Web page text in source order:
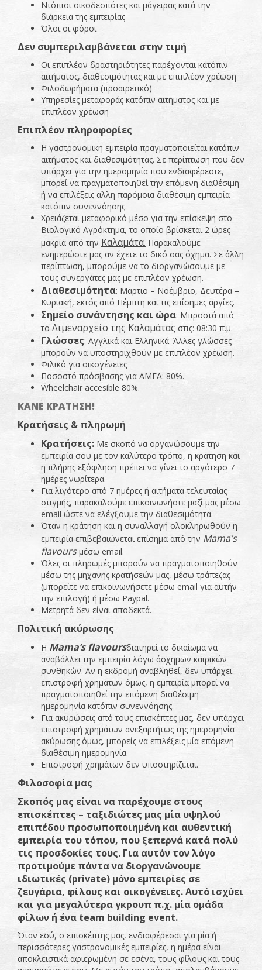
Ντόπιοι οικοδεσπότες και μάγειρας κατά την
διάρκεια της εμπειρίας
Όλοι οι φόροι
Δεν συμπεριλαμβάνεται στην τιμή
Οι επιπλέον δραστηριότητες παρέχονται κατόπιν
αιτήματος, διαθεσιμότητας και με επιπλέον χρέωση
Φιλοδωρήματα (προαιρετικό)
Υπηρεσίες μεταφοράς κατόπιν αιτήματος και με
επιπλέον χρέωση
Επιπλέον πληροφορίες
Η γαστρονομική εμπειρία πραγματοποιείται κατόπιν
αιτήματος και διαθεσιμότητας. Σε περίπτωση που δεν
υπάρχει για την ημερομηνία που ενδιαφέρεστε,
μπορεί να πραγματοποιηθεί την επόμενη διαθέσιμη
ή να επιλέξεις άλλη παρόμοια διαθέσιμη εμπειρία
κατόπιν συνεννόησης.
Χρειάζεται μεταφορικό μέσο για την επίσκεψη στο
Βιολογικό Αγρόκτημα, το οποίο βρίσκεται 2 ώρες
μακριά από την Καλαμάτα. Παρακαλούμε
ενημερώστε μας αν έχετε το δικό σας όχημα. Σε άλλη
περίπτωση, μπορούμε να το διοργανώσουμε με
τους συνεργάτες μας με επιπλέον χρέωση.
Διαθεσιμότητα: Μάρτιο – Νοέμβριο, Δευτέρα –
Κυριακή, εκτός από Πέμπτη και τις επίσημες αργίες.
Σημείο συνάντησης και ώρα: Μπροστά από
το Λιμεναρχείο της Καλαμάτας στις: 08:30 π.μ.
Γλώσσες: Αγγλικά και Ελληνικά. Άλλες γλώσσες
μπορούν να υποστηριχθούν με επιπλέον χρέωση.
Φιλικό για οικογένειες
Ποσοστό πρόσβασης για ΑΜΕΑ: 80%.
Wheelchair accesible 80%.
ΚΑΝΕ ΚΡΑΤΗΣΗ!
Κρατήσεις & πληρωμή
Κρατήσεις: Με σκοπό να οργανώσουμε την
εμπειρία σου με τον καλύτερο τρόπο, η κράτηση και
η πλήρης εξόφληση πρέπει να γίνει το αργότερο 7
ημέρες νωρίτερα.
Για λιγότερο από 7 ημέρες ή αιτήματα τελευταίας
στιγμής, παρακαλούμε επικοινωνήστε μαζί μας μέσω
email ώστε να ελέγξουμε την διαθεσιμότητα.
Όταν η κράτηση και η συναλλαγή ολοκληρωθούν η
εμπειρία επιβεβαιώνεται επίσημα από την Mama’s
flavoursμέσω email.
Όλες οι πληρωμές μπορούν να πραγματοποιηθούν
μέσω της μηχανής κρατήσεών μας, μέσω τράπεζας
(μπορείτε να επικοινωνήσετε μέσω email για αυτήν
την επιλογή) ή μέσω Paypal.
Μετρητά δεν είναι αποδεκτά.
Πολιτική ακύρωσης
Η Mama’s flavoursδιατηρεί το δικαίωμα να
αναβάλλει την εμπειρία λόγω άσχημων καιρικών
συνθηκών. Αν η εκδρομή αναβληθεί, δεν υπάρχει
επιστροφή χρημάτων όμως, η εμπειρία μπορεί να
πραγματοποιηθεί την επόμενη διαθέσιμη
ημερομηνία κατόπιν συνεννόησης.
Για ακυρώσεις από τους επισκέπτες μας, δεν υπάρχει
επιστροφή χρημάτων ανεξαρτήτως της ημερομηνία
ακύρωσης όμως, μπορείς να επιλέξεις μία επόμενη
διαθέσιμη ημερομηνία.
Επιστροφή χρημάτων δεν υποστηρίζεται.
Φιλοσοφία μας
Σκοπός μας είναι να παρέχουμε στους
επισκέπτες – ταξιδιώτες μας μία υψηλού
επιπέδου προσωποποιημένη και αυθεντική
εμπειρία του τόπου, που ξεπερνά κατά πολύ
τις προσδοκίες τους. Για αυτόν τον λόγο
προτιμούμε πάντα να διοργανώνουμε
ιδιωτικές (private) μόνο εμπειρίες σε
ζευγάρια, φίλους και οικογένειες. Αυτό ισχύει
και για μεγαλύτερα γκρουπ π.χ. μία ομάδα
φίλων ή ένα team building event.
Όταν εσύ, ο επισκέπτης μας, ενδιαφέρεσαι για μία ή
περισσότερες γαστρονομικές εμπειρίες, η ημέρα είναι
αποκλειστικά αφιερωμένη σε εσένα, τους φίλους και τους